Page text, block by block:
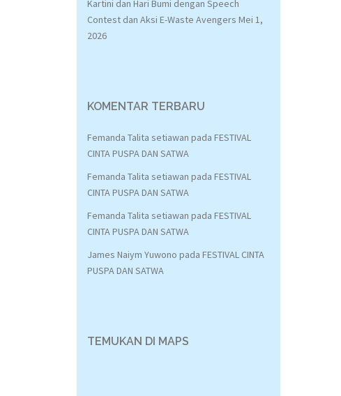
Kartini dan Hari Bumi dengan Speech
Contest dan Aksi E-Waste Avengers Mei 1,
2026
KOMENTAR TERBARU
Femanda Talita setiawan pada FESTIVAL
CINTA PUSPA DAN SATWA
Femanda Talita setiawan pada FESTIVAL
CINTA PUSPA DAN SATWA
Femanda Talita setiawan pada FESTIVAL
CINTA PUSPA DAN SATWA
James Naiym Yuwono pada FESTIVAL CINTA
PUSPA DAN SATWA
TEMUKAN DI MAPS